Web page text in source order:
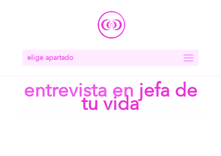
elige apartado
entrevista en jefa de
tu vida